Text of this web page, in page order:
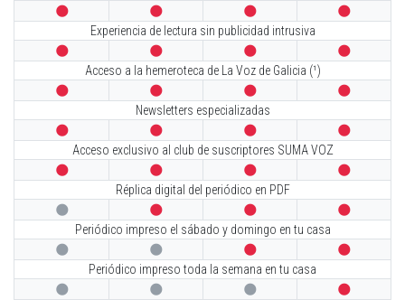
   
Experiencia de lectura sin publicidad intrusiva
   
Acceso a la hemeroteca de La Voz de Galicia (¹)
   
Newsletters especializadas
   
Acceso exclusivo al club de suscriptores SUMA VOZ
   
Réplica digital del periódico en PDF
   
Periódico impreso el sábado y domingo en tu casa
   
Periódico impreso toda la semana en tu casa
   